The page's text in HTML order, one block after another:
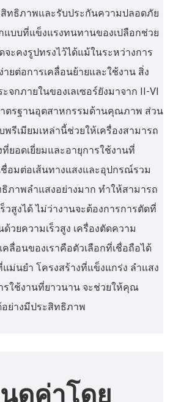
ทธิภาพและรับประกันความปลอดภัย
แบบที่แข็งแรงทนทานของเปลือกช่วย
จะคงรูปทรงไว้ได้แม้ในระหว่างการ
ยต่อการเคลื่อนย้ายและใช้งาน สิ่ง
จกภายในของเลเซอร์ยังมาจาก II-VI
าตรฐานอุตสาหกรรมด้านคุณภาพ ส่วน
รีเมียมเหล่านี้ช่วยให้เครื่องสามารถ
ยอดเยี่ยมและอายุการใช้งานที่
ชื่อมต่อเส้นทางแสงและอุปกรณ์รวม
ภาพลำแสงอย่างมาก ทำให้สามารถ
วสูงได้ ไม่ว่างานจะต้องการการตัดที่
วยความเร็วสูง เครื่องตัดความ
ลื่อนของเราคือตัวเลือกที่เชื่อถือได้
ม่นยำ โครงสร้างที่แข็งแกร่ง ลำแสง
ใช้งานที่ยาวนาน จะช่วยให้คุณ
อย่างมีประสิทธิภาพ
ดค่าโดย